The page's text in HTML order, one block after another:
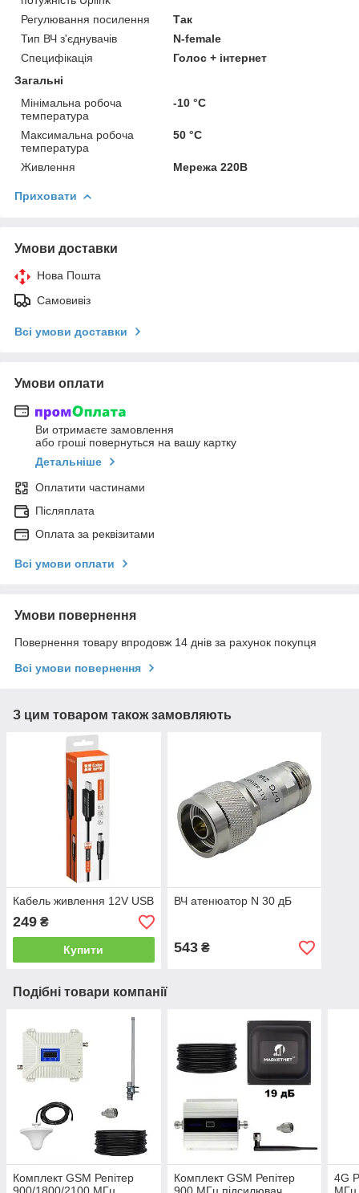
Регулювання посилення
Так
Тип ВЧ з'єднувачів
N-female
Специфікація
Голос + інтернет
Загальні
Мінімальна робоча
температура
-10 °С
Максимальна робоча
температура
50 °С
Живлення Мережа 220В
Приховати
Умови доставки
Нова Пошта
Самовивіз
Всі умови доставки
Умови оплати
Ви отримаєте замовлення
або гроші повернуться на вашу картку
Детальніше
Оплатити частинами
Післяплата
Оплата за реквізитами
Всі умови оплати
Умови повернення
Повернення товару впродовж 14 днів за рахунок покупця
Всі умови повернення
З цим товаром також замовляють
Кабель живлення 12V USB
249 ₴
Купити
ВЧ атенюатор N 30 дБ
543₴
Подібні товари компанії
Комплект GSM Репітер
900/1800/2100 МГц
Комплект GSM Репітер
900 МГц підсилювач
4G
МГц